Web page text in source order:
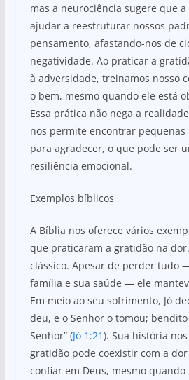
mas a neurociência sugere que
ajudar a reestruturar nossos
pensamento, afastando-nos de
negatividade. Ao praticar a
à adversidade, treinamos nosso
o bem, mesmo quando ele está
Essa prática não nega a
nos permite encontrar pequenas
para agradecer, o que pode ser
resiliência emocional.
Exemplos bíblicos
A Bíblia nos oferece vários
que praticaram a gratidão na
clássico. Apesar de perder tudo
família e sua saúde — ele
Em meio ao seu sofrimento, Jó
deu, e o Senhor o tomou;
Senhor” (Jó 1:21). Sua história
gratidão pode coexistir com a
confiar em Deus, mesmo